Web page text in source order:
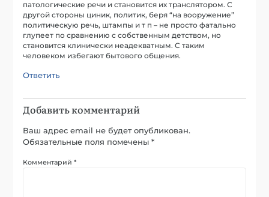
патологические речи и становится их транслятором. С
другой стороны циник, политик, беря “на вооружение”
политическую речь, штампы и т п – не просто фатально
глупеет по сравнению с собственным детством, но
становится клинически неадекватным. С таким
человеком избегают бытового общения.
Ответить
Добавить комментарий
Ваш адрес email не будет опубликован.
Обязательные поля помечены*
Комментарий*